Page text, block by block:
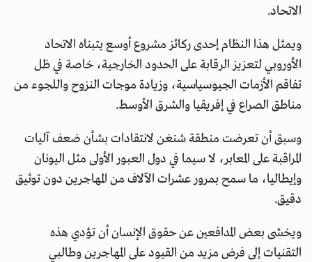
الاتحاد.
ويمثل هذا النظام إحدى ركائز مشروع أوسع يتبناه الاتحاد
الأوروبي لتعزيز الرقابة على الحدود الخارجية، خاصة في ظل
تفاقم الأزمات الجيوسياسية، وزيادة موجات النزوح واللجوء من
مناطق الصراع في إفريقيا والشرق الأوسط.
وسبق أن تعرضت منطقة شنغن لانتقادات بشأن ضعف آليات
المراقبة على المعابر، لا سيما في دول العبور الأولى مثل اليونان
وإيطاليا، ما سمح بمرور عشرات الآلاف من المهاجرين دون توثيق
دقيق.
ويخشى بعض المدافعين عن حقوق الإنسان أن تؤدي هذه
التقنيات إلى فرض مزيد من القيود على المهاجرين وطالبي